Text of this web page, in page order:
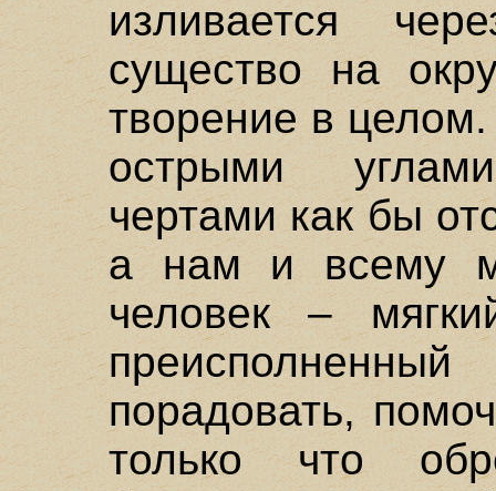
изливается
существо на
творение в
острыми
чертами как бы
а нам и всему
человек –
порадовать,
только что